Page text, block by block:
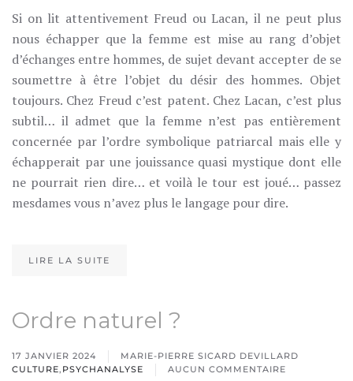
Si on lit attentivement Freud ou Lacan, il ne peut plus
nous échapper que la femme est mise au rang d’objet
d’échanges entre hommes, de sujet devant accepter de se
soumettre à être l’objet du désir des hommes. Objet
toujours. Chez Freud c’est patent. Chez Lacan, c’est plus
subtil… il admet que la femme n’est pas entièrement
concernée par l’ordre symbolique patriarcal mais elle y
échapperait par une jouissance quasi mystique dont elle
ne pourrait rien dire… et voilà le tour est joué… passez
mesdames vous n’avez plus le langage pour dire.
LIRE LA SUITE
Ordre naturel ?
17 JANVIER 2024
MARIE-PIERRE SICARD DEVILLARD
CULTURE, PSYCHANALYSE AUCUN COMMENTAIRE
SUR